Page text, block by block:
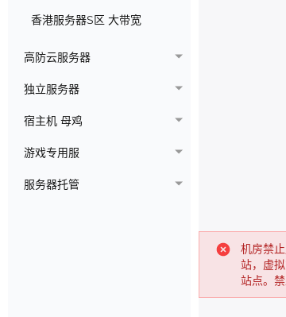
香港服务器S区 大带宽
高防云服务器
独立服务器
宿主机 母鸡
游戏专用服
服务器托管
机房禁
站，虚
站点。